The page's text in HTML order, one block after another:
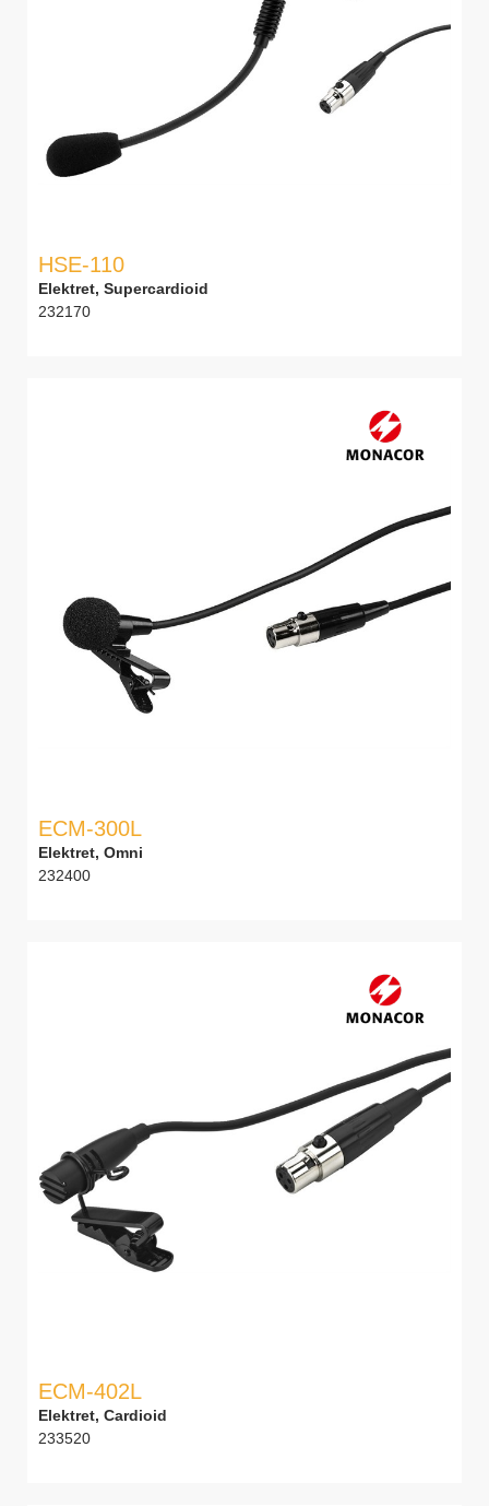
HSE-110
Elektret, Supercardioid
232170
ECM-300L
Elektret, Omni
232400
ECM-402L
Elektret, Cardioid
233520